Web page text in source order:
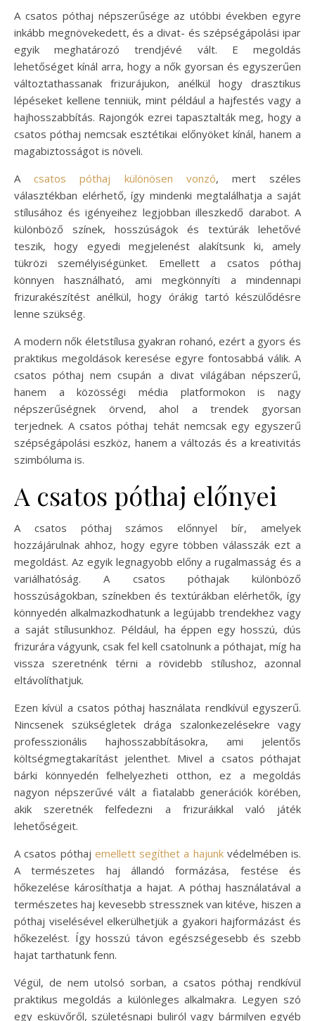
A csatos póthaj népszerűsége az utóbbi években egyre
inkább megnövekedett, és a divat- és szépségápolási ipar
egyik meghatározó trendjévé vált. E megoldás
lehetőséget kínál arra, hogy a nők gyorsan és egyszerűen
változtathassanak frizurájukon, anélkül hogy drasztikus
lépéseket kellene tenniük, mint például a hajfestés vagy a
hajhosszabbítás. Rajongók ezrei tapasztalták meg, hogy a
csatos póthaj nemcsak esztétikai előnyöket kínál, hanem a
magabiztosságot is növeli.
Acsatos póthaj különösen vonzó, mert széles
választékban elérhető, így mindenki megtalálhatja a saját
stílusához és igényeihez legjobban illeszkedő darabot. A
különböző színek, hosszúságok és textúrák lehetővé
teszik, hogy egyedi megjelenést alakítsunk ki, amely
tükrözi személyiségünket. Emellett a csatos póthaj
könnyen használható, ami megkönnyíti a mindennapi
frizurakészítést anélkül, hogy órákig tartó készülődésre
lenne szükség.
A modern nők életstílusa gyakran rohanó, ezért a gyors és
praktikus megoldások keresése egyre fontosabbá válik. A
csatos póthaj nem csupán a divat világában népszerű,
hanem a közösségi média platformokon is nagy
népszerűségnek örvend, ahol a trendek gyorsan
terjednek. A csatos póthaj tehát nemcsak egy egyszerű
szépségápolási eszköz, hanem a változás és a kreativitás
szimbóluma is.
A csatos póthaj előnyei
A csatos póthaj számos előnnyel bír, amelyek
hozzájárulnak ahhoz, hogy egyre többen válasszák ezt a
megoldást. Az egyik legnagyobb előny a rugalmasság és a
variálhatóság. A csatos póthajak különböző
hosszúságokban, színekben és textúrákban elérhetők, így
könnyedén alkalmazkodhatunk a legújabb trendekhez vagy
a saját stílusunkhoz. Például, ha éppen egy hosszú, dús
frizurára vágyunk, csak fel kell csatolnunk a póthajat, míg ha
vissza szeretnénk térni a rövidebb stílushoz, azonnal
eltávolíthatjuk.
Ezen kívül a csatos póthaj használata rendkívül egyszerű.
Nincsenek szükségletek drága szalonkezelésekre vagy
professzionális hajhosszabbításokra, ami jelentős
költségmegtakarítást jelenthet. Mivel a csatos póthajat
bárki könnyedén felhelyezheti otthon, ez a megoldás
nagyon népszerűvé vált a fiatalabb generációk körében,
akik szeretnék felfedezni a frizuráikkal való játék
lehetőségeit.
A csatos póthaj emellett segíthet a hajunkvédelmében is.
A természetes haj állandó formázása, festése és
hőkezelése károsíthatja a hajat. A póthaj használatával a
természetes haj kevesebb stressznek van kitéve, hiszen a
póthaj viselésével elkerülhetjük a gyakori hajformázást és
hőkezelést. Így hosszú távon egészségesebb és szebb
hajat tarthatunk fenn.
Végül, de nem utolsó sorban, a csatos póthaj rendkívül
praktikus megoldás a különleges alkalmakra. Legyen szó
egy esküvőről, születésnapi buliról vagy bármilyen egyéb